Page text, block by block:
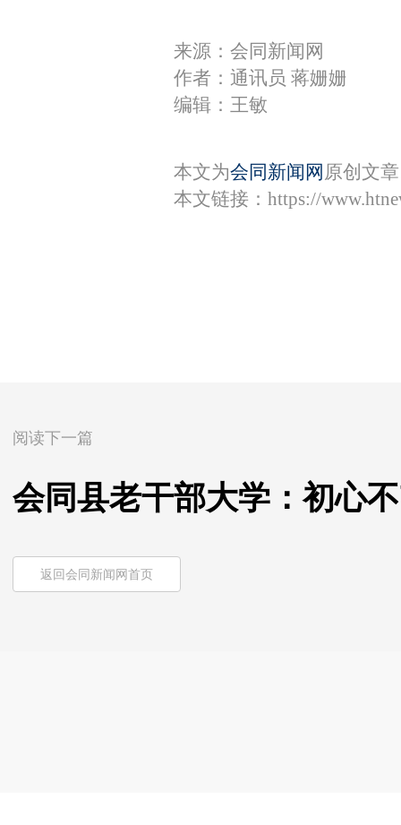
来源：会同新闻网
作者：通讯员 蒋姗姗
编辑：王敏
本文为会同新闻网 原创文
本文链接： https://
阅读下一篇
会同县老干部大学：初心
返回会同新闻网首页